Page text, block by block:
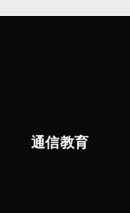
通信教育